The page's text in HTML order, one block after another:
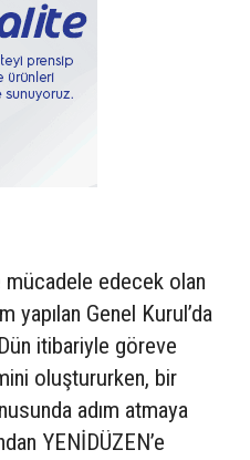
mücadele edecek olan
yapılan Genel Kurul’da
itibariyle göreve
oluştururken, bir
adım atmaya
YENİDÜZEN’e